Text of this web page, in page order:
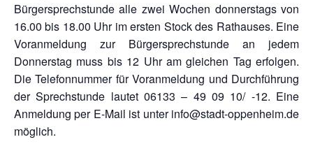
Bürgersprechstunde alle zwei Wochen donnerstags von
16.00 bis 18.00 Uhr im ersten Stock des Rathauses. Eine
Voranmeldung zur Bürgersprechstunde an jedem
Donnerstag muss bis 12 Uhr am gleichen Tag erfolgen.
Die Telefonnummer für Voranmeldung und Durchführung
der Sprechstunde lautet 06133 – 49 09 10/ -12. Eine
Anmeldung per E-Mail ist unter info@stadt-oppenheim.de
möglich.